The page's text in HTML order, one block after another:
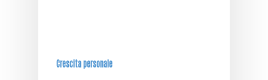
Crescita personale